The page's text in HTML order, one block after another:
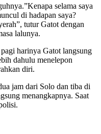
selama saya
di hadapan saya?
tutur Gatot dengan
lalunya.
harinya Gatot langsung
dahulu menelepon
diri.
jam dari Solo dan tiba di
menangkapnya. Saat